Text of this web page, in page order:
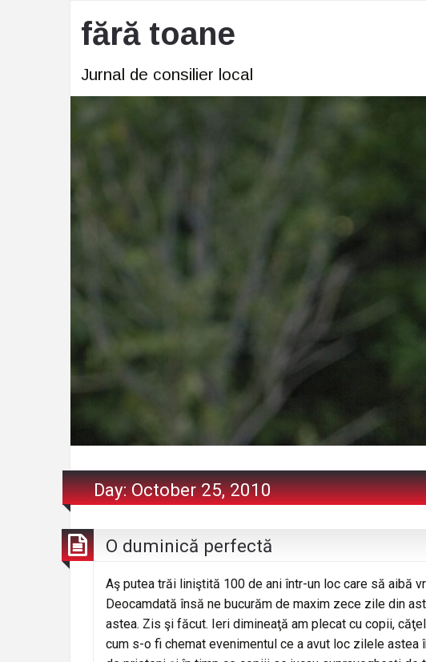
fără toane
Jurnal de consilier local
Day:October 25, 2010
O duminică perfectă
Aş putea trăi liniştită 100 de ani într-un loc care să aibă
Deocamdată însă ne bucurăm de maxim zece zile din
astea. Zis şi făcut. Ieri dimineaţă am plecat cu copii,
cum s-o fi chemat evenimentul ce a avut loc zilele